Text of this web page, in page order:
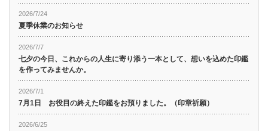
2026/7/24
夏季休業のお知らせ
2026/7/7
七夕の今日、これからの人生に寄り添う一本として、想いを込めた印鑑
を作ってみませんか。
2026/7/1
7月1日 お役目の終えた印鑑をお預りました。（印章祈願）
2026/6/25